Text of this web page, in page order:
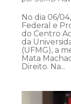
No dia 06/
Federal e
do Centro
da
(UFMG), a
Mata
Direito. Na...